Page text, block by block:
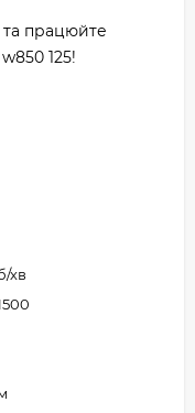
та працюйте
125!
хв